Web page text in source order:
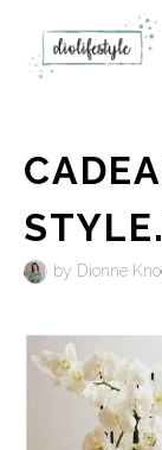
by Dionne